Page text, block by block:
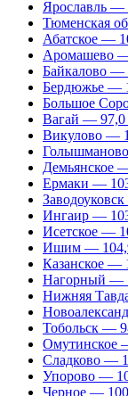
Ярославль —
Тюменская
Абатское —
Аромашево
Байкалово —
Бердюжье —
Большое
Вагай — 97,0
Викулово —
Демьянское
Ермаки —
Ингаир —
Исетское —
Ишим —
Казанское —
Нагорный —
Нижняя
Тобольск —
Омутинское
Сладково —
Упорово —
Черное —